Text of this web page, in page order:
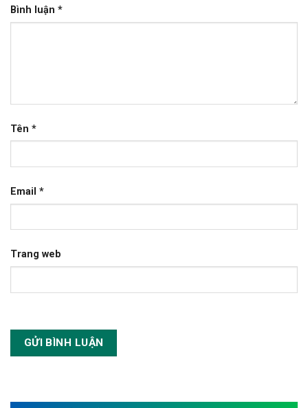
Bình luận *
Tên *
Email *
Trang web